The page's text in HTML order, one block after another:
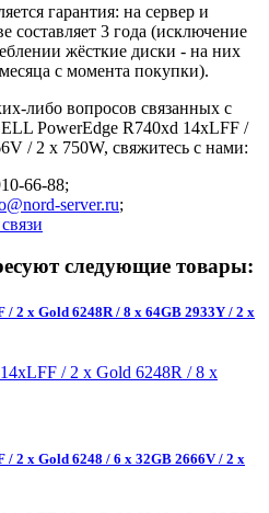
гарантия: на сервер и
составляет 3 года (исключение
жёсткие диски - на них
с момента покупки).
либо вопросов связанных с
PowerEdge R740xd 14xLFF /
/ 2 x 750W, свяжитесь с нами:
66-88;
server.ru;
следующие товары:
2 x Gold 6248R / 8 x 64GB 2933Y / 2 x
2 x Gold 6248 / 6 x 32GB 2666V / 2 x